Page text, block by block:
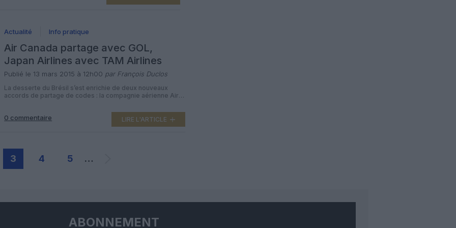
pâtit de la dépréciation du réal brésilien par rapport […]
Actualité Info pratique
Air Canada partage avec GOL,
Japan Airlines avec TAM Airlines
Publié le 13 mars 2015 à 12h00 par François Duclos
La desserte du Brésil s’est enrichie de deux nouveaux
accords de partage de codes : la compagnie aérienne Air
Airlines s’est alliée à TAM Brazilian Airlines. La compagnie
nationale canadienne a annoncé le 11 mars 2015 avoir passé
un accord de partage de codes avec […]
0 commentaire LIRE L'ARTICLE
3 4 5 …
ABONNEMENT